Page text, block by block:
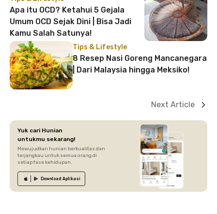
Apa itu OCD? Ketahui 5 Gejala
Umum OCD Sejak Dini | Bisa Jadi
Kamu Salah Satunya!
Tips & Lifestyle
8 Resep Nasi Goreng Mancanegara
| Dari Malaysia hingga Meksiko!
Next Article
Yuk cari Hunian
untukmu sekarang!
Mewujudkan hunian berkualitas dan
terjangkau untuk semua orang di
setiap fase kehidupan.
Download Aplikasi